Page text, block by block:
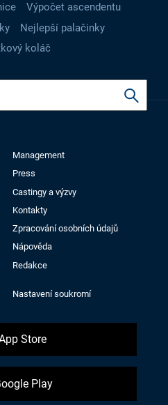
Výpočet ascendentu
Nejlepší palačinky
koláč
Management
Press
Castingy a výzvy
Kontakty
Zpracování osobních údajů
Nápověda
Redakce
Nastavení soukromí
Store
Play